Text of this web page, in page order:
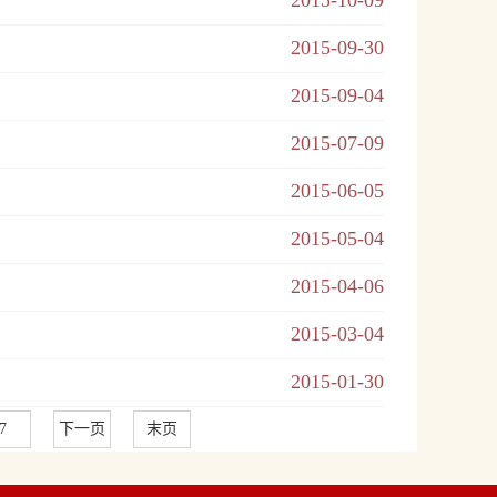
2015-09-30
2015-09-04
2015-07-09
2015-06-05
2015-05-04
2015-04-06
2015-03-04
2015-01-30
7 下一页 末页